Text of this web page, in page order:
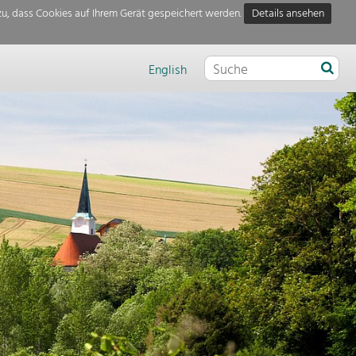
dass Cookies auf Ihrem Gerät gespeichert werden.
Details ansehen
English